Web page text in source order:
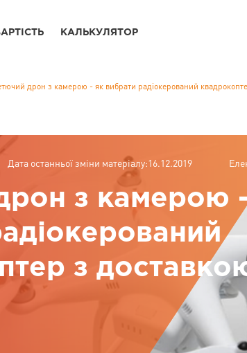
дрон з камерою - як вибрати радіокерований
Дата останньої зміни матеріалу:16.12.2019
з камерою
з
КАЛЬКУЛЯТОР